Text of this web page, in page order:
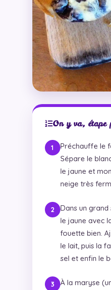
On y va, étape
Préchauffe le
Sépare le
le jaune et
neige très
Dans un
le jaune avec
fouette bien.
le lait, puis la
sel et enfin le
À la maryse